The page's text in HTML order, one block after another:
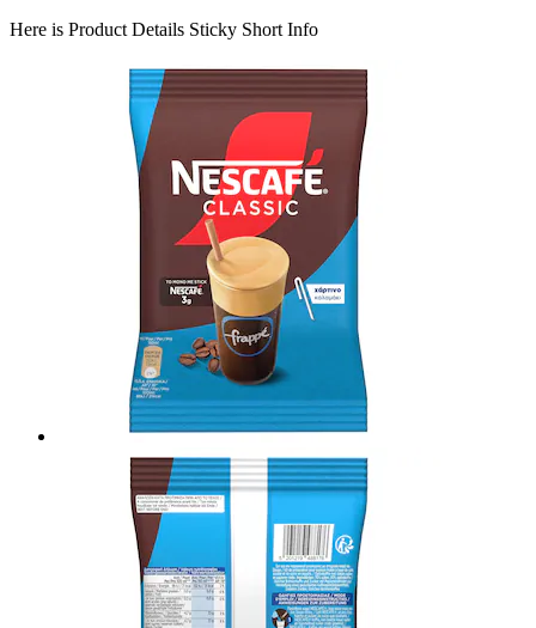
Here is Product Details Sticky Short Info